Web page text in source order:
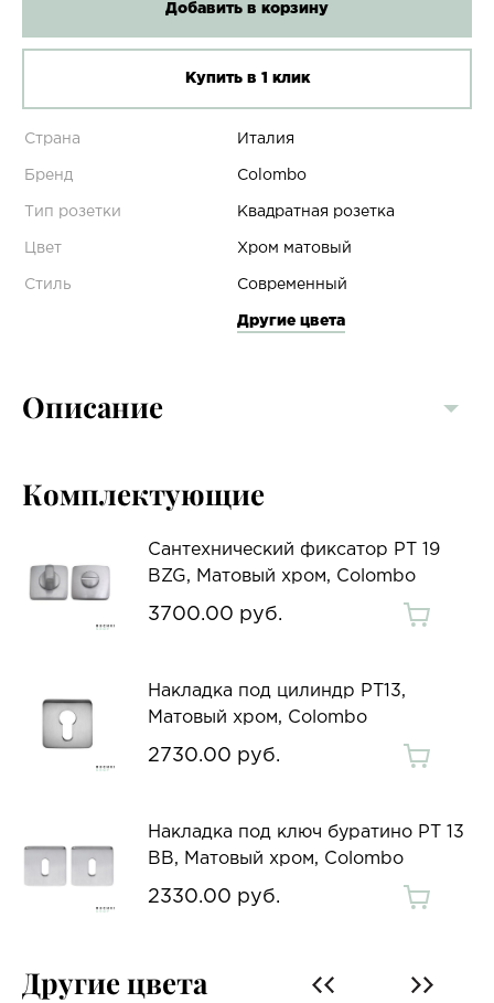
Добавить в корзину
Купить в 1 клик
Страна Италия
Бренд Colombo
Тип розетки Квадратная розетка
Цвет Хром матовый
Стиль Современный
Другие цвета
Описание
Комплектующие
Сантехнический фиксатор PT 19
BZG, Матовый хром, Colombo
3700.00 руб.
Накладка под цилиндр PT13,
Матовый хром, Colombo
2730.00 руб.
Накладка под ключ буратино PT 13
BB, Матовый хром, Colombo
2330.00 руб.
Другие цвета